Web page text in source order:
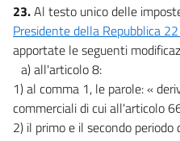
23.Al testo unico delle
Presidente della Repubblica
apportate le seguenti
a) all'articolo 8:
1) al comma 1, le parole: «
commerciali di cui all'articolo
2) il primo e il secondo